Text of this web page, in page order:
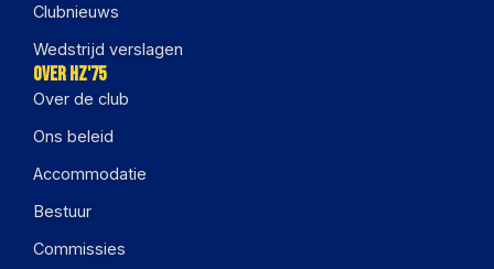
Clubnieuws
Wedstrijd verslagen
Over HZ'75
Over de club
Ons beleid
Accommodatie
Bestuur
Commissies